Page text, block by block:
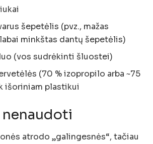
šepetėlis (pvz., mažas
minkštas dantų šepetėlis)
(vos sudrėkinti šluostei)
(70 % izopropilo arba ~75
išoriniam plastikui
nenaudoti
atrodo „galingesnės“, tačiau